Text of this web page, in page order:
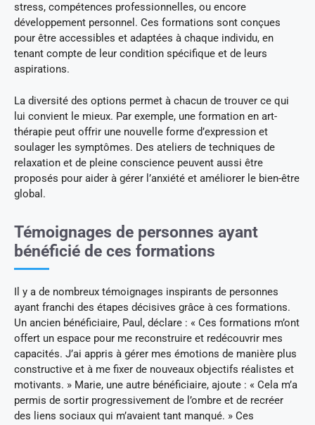
stress, compétences professionnelles, ou encore
développement personnel. Ces formations sont conçues
pour être accessibles et adaptées à chaque individu, en
tenant compte de leur condition spécifique et de leurs
aspirations.
La diversité des options permet à chacun de trouver ce qui
lui convient le mieux. Par exemple, une formation en art-
thérapie peut offrir une nouvelle forme d’expression et
soulager les symptômes. Des ateliers de techniques de
relaxation et de pleine conscience peuvent aussi être
proposés pour aider à gérer l’anxiété et améliorer le bien-être
global.
Témoignages de personnes ayant
bénéficié de ces formations
Il y a de nombreux témoignages inspirants de personnes
ayant franchi des étapes décisives grâce à ces formations.
Un ancien bénéficiaire, Paul, déclare : « Ces formations m’ont
offert un espace pour me reconstruire et redécouvrir mes
capacités. J’ai appris à gérer mes émotions de manière plus
constructive et à me fixer de nouveaux objectifs réalistes et
motivants. » Marie, une autre bénéficiaire, ajoute : « Cela m’a
permis de sortir progressivement de l’ombre et de recréer
des liens sociaux qui m’avaient tant manqué. » Ces